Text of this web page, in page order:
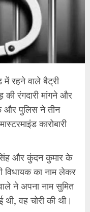
में रहने वाले बैट्री
की रंगदारी मांगने और
और पुलिस ने तीन
कारोबारी
सिंह और कुंदन कुमार के
विधायक का नाम लेकर
ने अपना नाम सुमित
थी, वह चोरी की थी।